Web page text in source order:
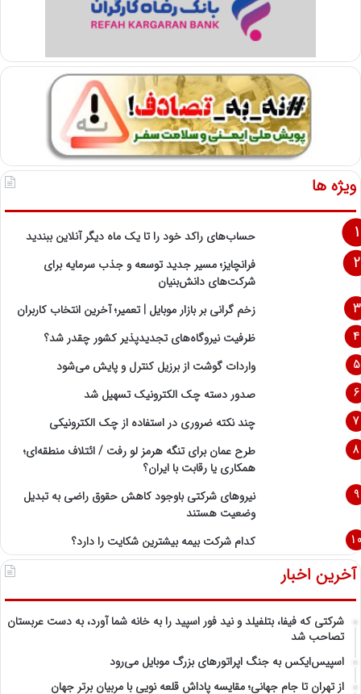
ویژه ها
حساب‌های راکد خود را تا یک ماه دیگر آنلاین ببندید
فرانچایز؛ مسیر جدید توسعه و جذب سرمایه برای
شرکت‌های دانش‌بنیان
زخم گرانی بر بازار موبایل | تعمیر؛ آخرین انتخاب کاربران
ظرفیت نیروگاه‌های تجدیدپذیر کشور چقدر شد؟
واردات گوشت از برزیل کنترل و پایش می‌شود
صدور دسته چک الکترونیک تسهیل شد
چند نکته ضروری در استفاده از چک الکترونیکی
طرح عمان برای تنگه هرمز لو رفت / ائتلاف منطقه‌ای؛
همکاری یا رقابت با ایران؟
نیروهای شرکتی باوجود کاهش حقوق راضی به تبدیل
وضعیت هستند
کدام شرکت بیمه بیشترین شکایت را دارد؟
آخرین اخبار
شرکتی که فیفا، بتلفیلد و نید فور اسپید را به خانه شما آورد، به دست عربستان
تصاحب شد
اسپیس‌ایکس به جنگ اپراتورهای بزرگ موبایل می‌رود
از تهران تا جام جهانی؛ مقایسه پاداش قلعه نویی با مربیان برتر جهان